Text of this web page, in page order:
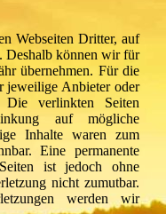
Webseiten Dritter, auf
Deshalb können wir für
übernehmen. Für die
jeweilige Anbieter oder
Die verlinkten Seiten
auf mögliche
Inhalte waren zum
Eine permanente
ist jedoch ohne
nicht zumutbar.
werden wir